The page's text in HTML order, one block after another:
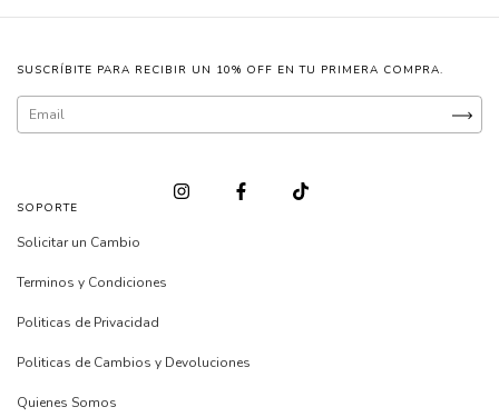
SUSCRÍBITE PARA RECIBIR UN 10% OFF EN TU PRIMERA COMPRA.
SOPORTE
Solicitar un Cambio
Terminos y Condiciones
Politicas de Privacidad
Politicas de Cambios y Devoluciones
Quienes Somos